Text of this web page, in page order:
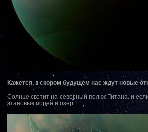
Кажется, в скором будущем нас ждут новые
Солнце светит на северный полюс Титана, и
этановых морей и озёр.